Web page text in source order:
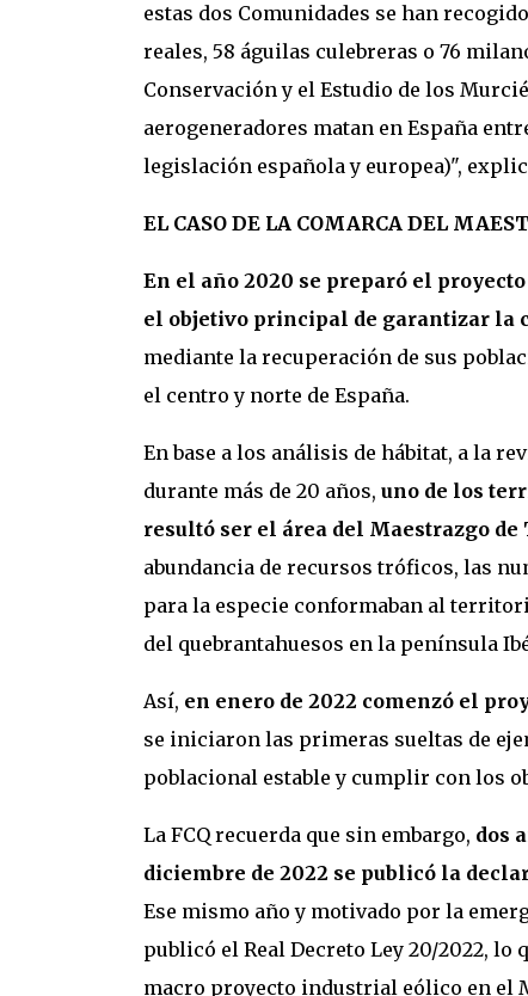
estas dos Comunidades se han
reales, 58 águilas culebreras o 76
Conservación y el Estudio de los
aerogeneradores matan en España
legislación española y europea)",
EL CASO DE LA COMARCA DEL
En el año 2020 se preparó el
el objetivo principal de garantizar la
mediante la recuperación de sus
el centro y norte de España.
En base a los análisis de hábitat, a la
durante más de 20 años, uno de los
resultó ser el área del Maestrazgo de
abundancia de recursos tróficos, las
para la especie conformaban al
del quebrantahuesos en la península
Así, en enero de 2022 comenzó el
se iniciaron las primeras sueltas de
poblacional estable y cumplir con los
La FCQ recuerda que sin embargo, dos
diciembre de 2022 se publicó la
Ese mismo año y motivado por la
publicó el Real Decreto Ley 20/2022,
macro proyecto industrial eólico en el